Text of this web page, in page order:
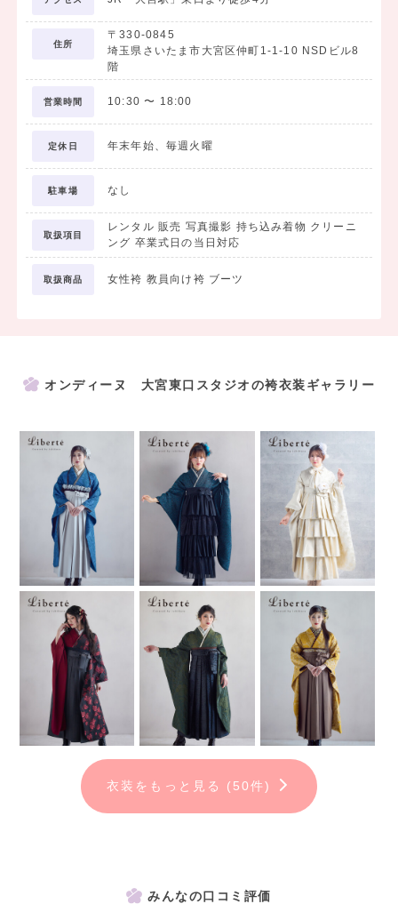
7. 草履
学生最後の思い出を記念写真に残したい方におすすめです。
＜プラン内容＞
・前撮り着付け
・前撮りヘアセット
・前撮りメイクアップ
・全身カットデータ
全身カットはデータでのお渡しとなるため、
データだけではなくアルバムも残しておきたい方には
アルバム台紙をご用意しております。ご希望の方は店舗にてお声がけ
ください。
※アルバム作成には別途料金が発生します。
住所
〒330-0845
埼玉県さいたま市大宮区仲町1-1-10 NSDビル8
階
営業時間 10:30 〜 18:00
定休日 年末年始、毎週火曜
駐車場 なし
取扱項目
レンタル 販売 写真撮影 持ち込み着物 クリーニ
ング 卒業式日の当日対応
取扱商品 女性袴 教員向け袴 ブーツ
オンディーヌ 大宮東口スタジオの袴衣装ギャラリー
衣装をもっと見る (50件)
みんなの口コミ評価